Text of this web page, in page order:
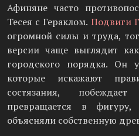
Афиняне часто
Тесея с Гераклом. Подвиги
огромной силы и труда,
версии чаще выглядит
городского порядка. Он
которые искажают
состязания,
превращается в
объясняли собственную